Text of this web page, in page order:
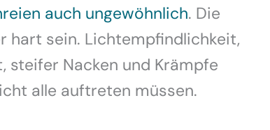
auch ungewöhnlich. Die
hart sein. Lichtempfindlichkeit,
steifer Nacken und Krämpfe
alle auftreten müssen.